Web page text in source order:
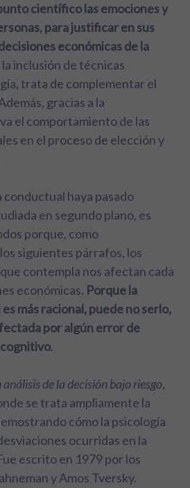
científico las emociones y
para justificar en sus
económicas de la
inclusión de técnicas
trata de complementar el
gracias a la
el comportamiento de las
en el proceso de elección y
conductual haya pasado
en segundo plano, es
porque, como
siguientes párrafos, los
contempla nos afectan cada
económicas. Porque la
más racional, puede no serlo,
por algún error de
.
de la decisión bajo riesgo,
se trata ampliamente la
cómo la psicología
ocurridas en la
escrito en 1979 por los
y Amos Tversky.